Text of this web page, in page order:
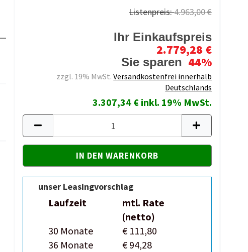
Listenpreis:4.963,00 €
Ihr Einkaufspreis
2.779,28 €
Sie sparen 44%
zzgl. 19% MwSt.Versandkostenfrei innerhalb
Deutschlands
3.307,34 € inkl. 19% MwSt.
unser Leasingvorschlag
Laufzeit
mtl. Rate
(netto)
30 Monate
€ 111,80
36 Monate
€ 94,28